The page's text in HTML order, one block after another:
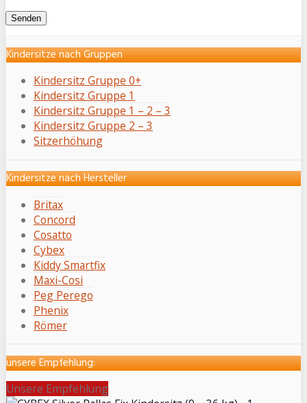
Kindersitze nach Gruppen
Kindersitz Gruppe 0+
Kindersitz Gruppe 1
Kindersitz Gruppe 1 – 2 – 3
Kindersitz Gruppe 2 – 3
Sitzerhöhung
Kindersitze nach Hersteller
Britax
Concord
Cosatto
Cybex
Kiddy Smartfix
Maxi-Cosi
Peg Perego
Phenix
Römer
unsere Empfehlung:
Unsere Empfehlung